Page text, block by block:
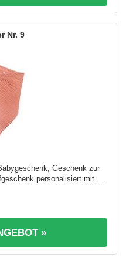
9
Geschenk zur
personalisiert mit ...
»